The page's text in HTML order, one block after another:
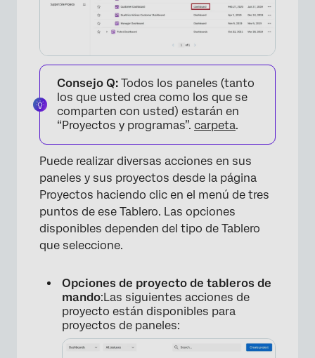
Consejo Q: Todos los paneles (tanto
los que usted crea como los que se
comparten con usted) estarán en
“Proyectos y programas”. carpeta.
Puede realizar diversas acciones en sus
paneles y sus proyectos desde la página
Proyectos haciendo clic en el menú de tres
puntos de ese Tablero. Las opciones
disponibles dependen del tipo de Tablero
que seleccione.
Opciones de proyecto de tableros de
mando:Las siguientes acciones de
proyecto están disponibles para
proyectos de paneles: